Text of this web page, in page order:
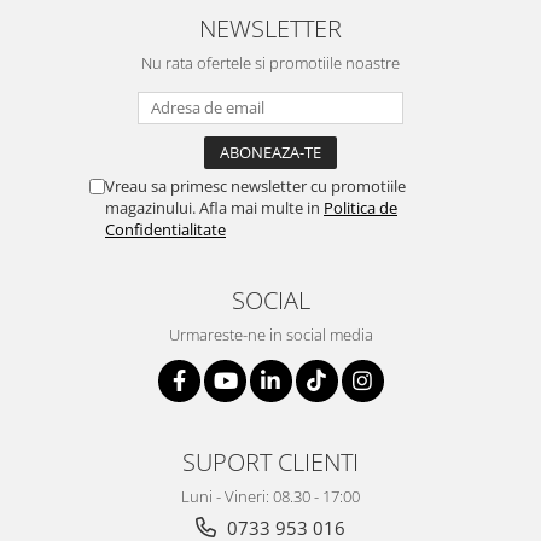
Genti, huse si rucsacuri de laptop
Genti de plaja si cumparaturi
Portofele si portcarduri RFID
Sport si accesorii outdoor
Sticle, cani si termosuri to go
Sport, jocuri si accesorii
Ochelari de soare
Lanyards si brelocuri
Scule, unelte si iluminat
Unelte multifunctionale si bricege
NEWSLETTER
Nu rata ofertele si promotiile noastre
Vreau sa primesc newsletter cu promotiile
magazinului. Afla mai multe in Politica de
Confidentialitate
SOCIAL
Urmareste-ne in social media
SUPORT CLIENTI
Luni - Vineri: 08.30 - 17:00
0733 953 016